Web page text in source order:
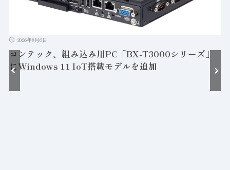
2026年8月6日
コンテック、組み込み用PC「BX-T3000シリーズ」
にWindows 11 IoT搭載モデルを追加